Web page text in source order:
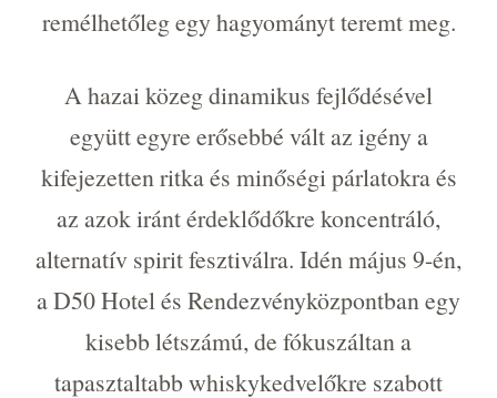
remélhetőleg egy hagyományt teremt meg.
A hazai közeg dinamikus fejlődésével
együtt egyre erősebbé vált az igény a
kifejezetten ritka és minőségi párlatokra és
az azok iránt érdeklődőkre koncentráló,
alternatív spirit fesztiválra. Idén május 9-én,
a D50 Hotel és Rendezvényközpontban egy
kisebb létszámú, de fókuszáltan a
tapasztaltabb whiskykedvelőkre szabott